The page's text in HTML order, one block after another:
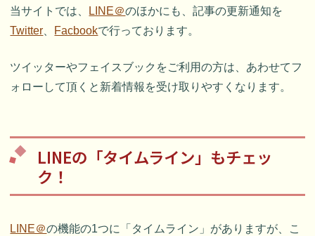
当サイトでは、 LINE＠のほかにも、記事の更新通知を
Twitter
Facbookで行っております。
ツイッターやフェイスブックをご利用の方は、あわせてフ
ォローして頂くと新着情報を受け取りやすくなります。
LINEの「タイムライン」もチェッ
ク！
LINE＠の機能の1つに「タイムライン」がありますが、こ